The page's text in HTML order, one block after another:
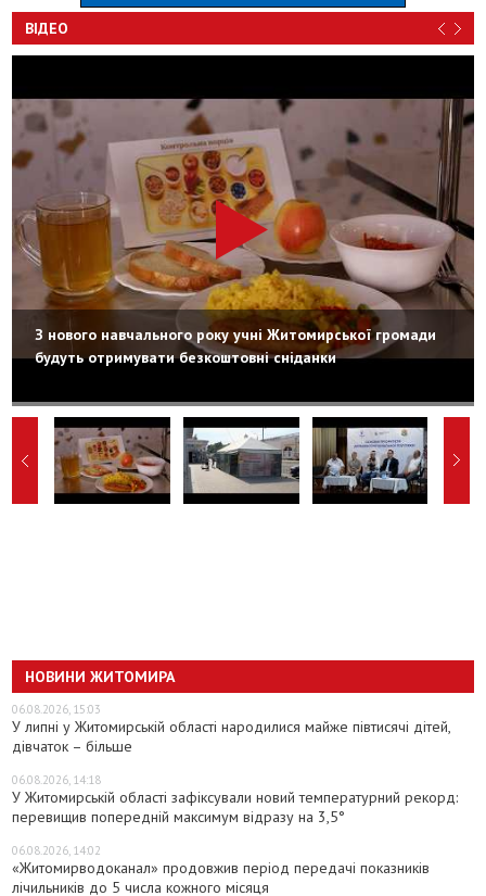
ВІДЕО
З нового навчального року учні Житомирської громади
будуть отримувати безкоштовні сніданки
НОВИНИ ЖИТОМИРА
06.08.2026, 15:03
У липні у Житомирській області народилися майже півтисячі дітей,
дівчаток – більше
06.08.2026, 14:18
У Житомирській області зафіксували новий температурний рекорд:
перевищив попередній максимум відразу на 3,5°
06.08.2026, 14:02
«Житомирводоканал» продовжив період передачі показників
лічильників до 5 числа кожного місяця